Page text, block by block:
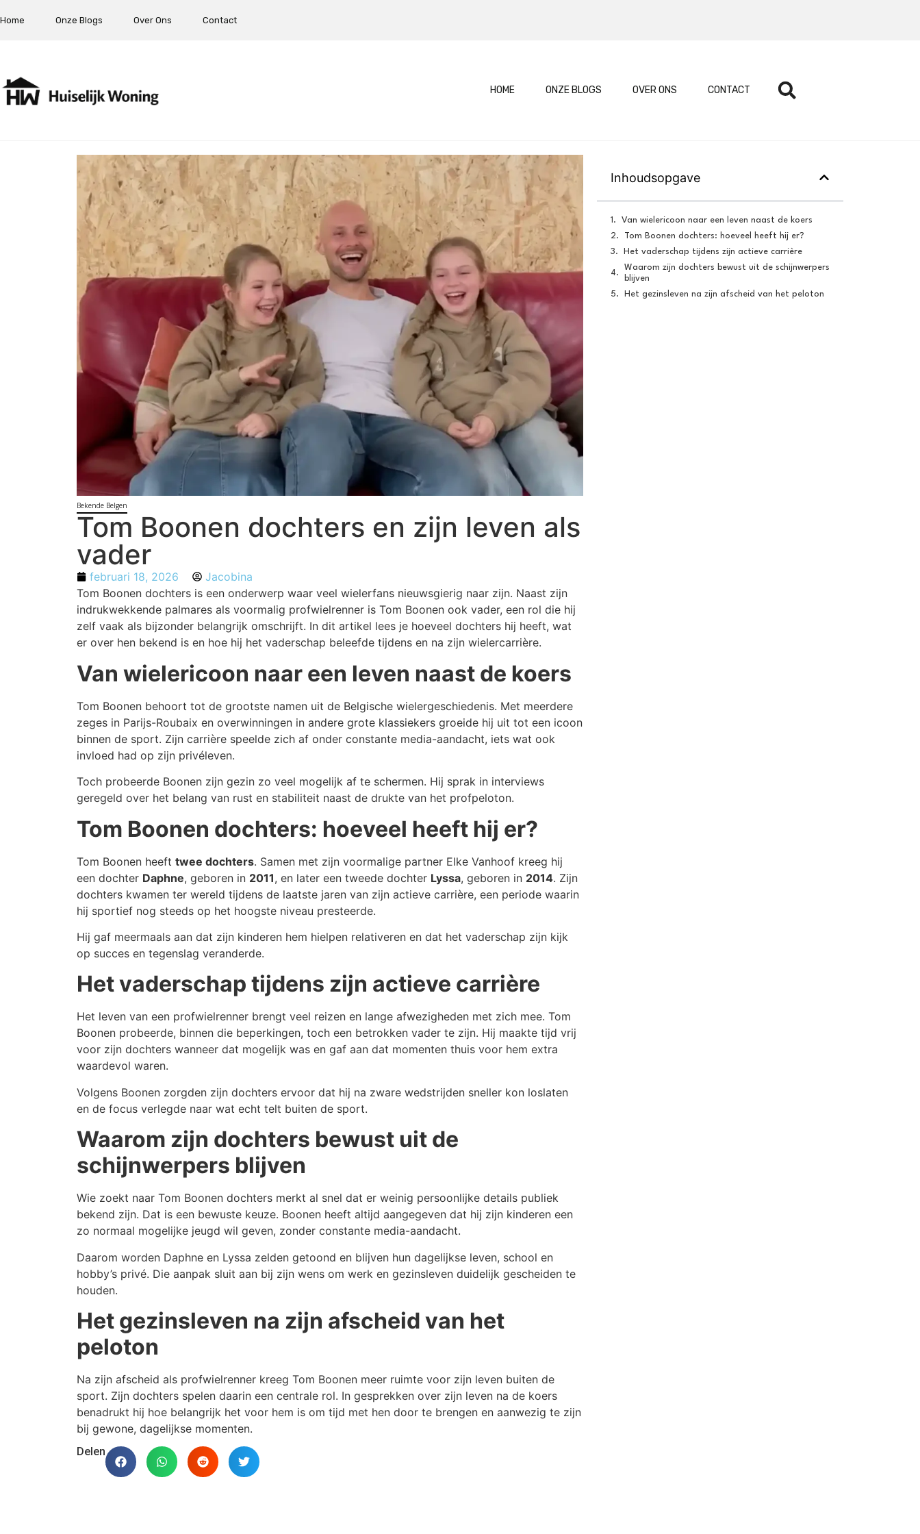
Home Onze Blogs Over Ons Contact
HOME ONZE BLOGS OVER ONS CONTACT
Bekende Belgen
Tom Boonen dochters en zijn leven als
vader
februari 18, 2026
Jacobina
Tom Boonen dochters is een onderwerp waar veel wielerfans nieuwsgierig naar zijn. Naast zijn
indrukwekkende palmares als voormalig profwielrenner is Tom Boonen ook vader, een rol die hij
zelf vaak als bijzonder belangrijk omschrijft. In dit artikel lees je hoeveel dochters hij heeft, wat
er over hen bekend is en hoe hij het vaderschap beleefde tijdens en na zijn wielercarrière.
Van wielericoon naar een leven naast de koers
Tom Boonen behoort tot de grootste namen uit de Belgische wielergeschiedenis. Met meerdere
zeges in Parijs-Roubaix en overwinningen in andere grote klassiekers groeide hij uit tot een icoon
binnen de sport. Zijn carrière speelde zich af onder constante media-aandacht, iets wat ook
invloed had op zijn privéleven.
Toch probeerde Boonen zijn gezin zo veel mogelijk af te schermen. Hij sprak in interviews
geregeld over het belang van rust en stabiliteit naast de drukte van het profpeloton.
Tom Boonen dochters: hoeveel heeft hij er?
Tom Boonen heeft twee dochters. Samen met zijn voormalige partner Elke Vanhoof kreeg hij
een dochter Daphne, geboren in 2011, en later een tweede dochter Lyssa, geboren in 2014. Zijn
dochters kwamen ter wereld tijdens de laatste jaren van zijn actieve carrière, een periode waarin
hij sportief nog steeds op het hoogste niveau presteerde.
Hij gaf meermaals aan dat zijn kinderen hem hielpen relativeren en dat het vaderschap zijn kijk
op succes en tegenslag veranderde.
Het vaderschap tijdens zijn actieve carrière
Het leven van een profwielrenner brengt veel reizen en lange afwezigheden met zich mee. Tom
Boonen probeerde, binnen die beperkingen, toch een betrokken vader te zijn. Hij maakte tijd vrij
voor zijn dochters wanneer dat mogelijk was en gaf aan dat momenten thuis voor hem extra
waardevol waren.
Volgens Boonen zorgden zijn dochters ervoor dat hij na zware wedstrijden sneller kon loslaten
en de focus verlegde naar wat echt telt buiten de sport.
Waarom zijn dochters bewust uit de
schijnwerpers blijven
Wie zoekt naar Tom Boonen dochters merkt al snel dat er weinig persoonlijke details publiek
bekend zijn. Dat is een bewuste keuze. Boonen heeft altijd aangegeven dat hij zijn kinderen een
zo normaal mogelijke jeugd wil geven, zonder constante media-aandacht.
Daarom worden Daphne en Lyssa zelden getoond en blijven hun dagelijkse leven, school en
hobby’s privé. Die aanpak sluit aan bij zijn wens om werk en gezinsleven duidelijk gescheiden te
houden.
Het gezinsleven na zijn afscheid van het
peloton
Na zijn afscheid als profwielrenner kreeg Tom Boonen meer ruimte voor zijn leven buiten de
sport. Zijn dochters spelen daarin een centrale rol. In gesprekken over zijn leven na de koers
benadrukt hij hoe belangrijk het voor hem is om tijd met hen door te brengen en aanwezig te zijn
bij gewone, dagelijkse momenten.
Delen
Inhoudsopgave
Van wielericoon naar een leven naast de koers
Tom Boonen dochters: hoeveel heeft hij er?
Het vaderschap tijdens zijn actieve carrière
Waarom zijn dochters bewust uit de schijnwerpers
blijven
Het gezinsleven na zijn afscheid van het peloton